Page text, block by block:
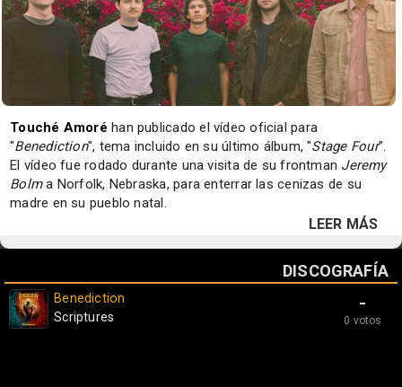
Touché Amoré han publicado el vídeo oficial para
"Benediction", tema incluido en su último álbum, "Stage Four".
El vídeo fue rodado durante una visita de su frontman Jeremy
Bolma Norfolk, Nebraska, para enterrar las cenizas de su
madre en su pueblo natal.
LEER MÁS
DISCOGRAFÍA
-
0 votos
Benediction
Scriptures